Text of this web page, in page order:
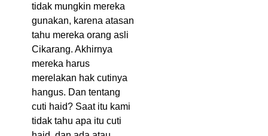
tidak mungkin mereka
gunakan, karena atasan
tahu mereka orang asli
Cikarang. Akhirnya
mereka harus
merelakan hak cutinya
hangus. Dan tentang
cuti haid? Saat itu kami
tidak tahu apa itu cuti